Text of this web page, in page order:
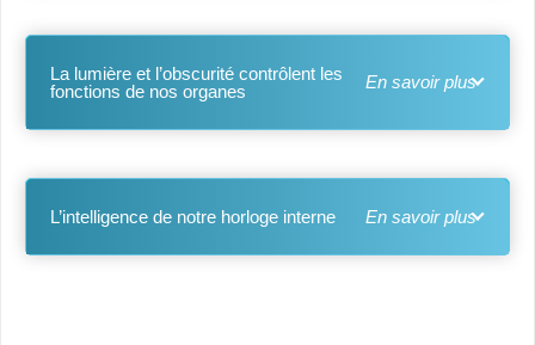
La lumière et l’obscurité contrôlent les
fonctions de nos organes
L’intelligence de notre horloge interne